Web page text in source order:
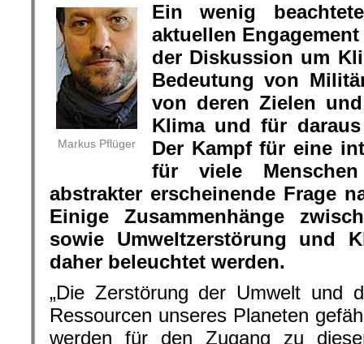
Markus Pflüger
Ein wenig
aktuellen
der Diskussion um
Bedeutung von
von deren Zielen
Klima und für
Der Kampf für eine
für viele
abstrakter erscheinende Frage
Einige Zusammenhänge
sowie Umweltzerstörung und
daher beleuchtet werden.
„Die Zerstörung der Umwelt und
Ressourcen unseres Planeten
werden für den Zugang zu